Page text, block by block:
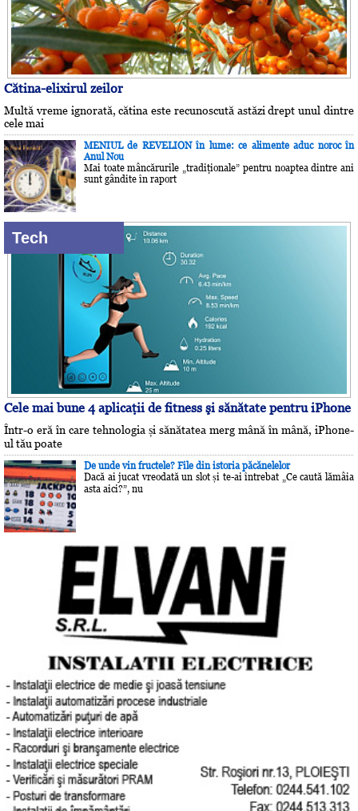
Cătina-elixirul zeilor
Multă vreme ignorată, cătina este recunoscută astăzi drept unul dintre
cele mai
MENIUL de REVELION în lume: ce alimente aduc noroc în
Anul Nou
Mai toate mâncărurile „tradiţionale” pentru noaptea dintre ani
sunt gândite în raport
Tech
Cele mai bune 4 aplicaţii de fitness şi sănătate pentru iPhone
Într-o eră în care tehnologia și sănătatea merg mână în mână, iPhone-
ul tău poate
De unde vin fructele? File din istoria păcănelelor
Dacă ai jucat vreodată un slot și te-ai întrebat „Ce caută lămâia
asta aici?”, nu